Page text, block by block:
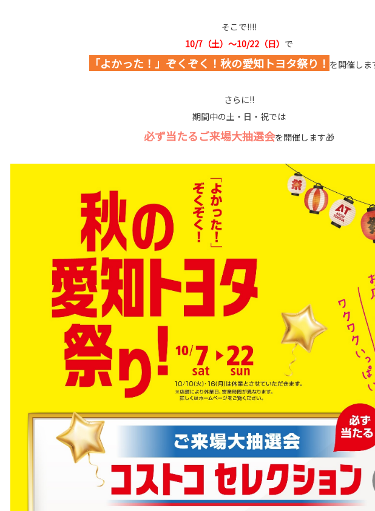
そこで!!!!
10/7（土）～10/22（日） で
「よかった！」ぞくぞく！秋の愛知トヨタ祭り！ を開催しま
さらに!!
期間中の土・日・祝では
必ず当たるご来場大抽選会を開催します🎁